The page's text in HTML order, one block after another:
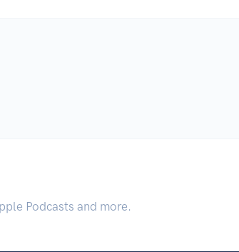
Podcasts and more.